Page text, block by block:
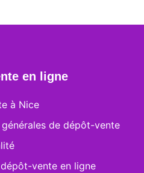
en ligne
à Nice
de dépôt-vente
vente en ligne